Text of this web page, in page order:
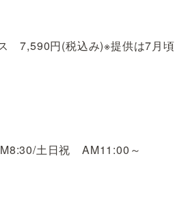
7,590円(税込み)※提供は7月頃
土日祝 AM11:00～